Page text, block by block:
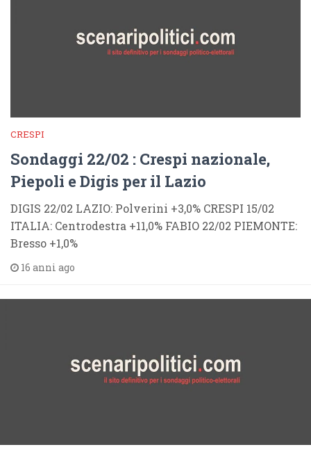
CRESPI
Sondaggi 22/02 : Crespi nazionale,
Piepoli e Digis per il Lazio
DIGIS 22/02 LAZIO: Polverini +3,0% CRESPI 15/02
ITALIA: Centrodestra +11,0% FABIO 22/02 PIEMONTE:
Bresso +1,0%
16 anni ago